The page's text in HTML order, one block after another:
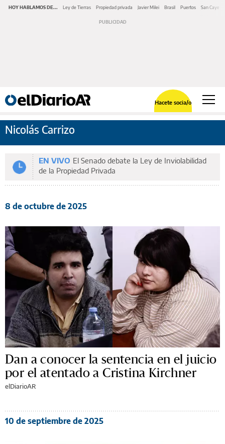
HOY HABLAMOS DE... Ley de Tierras Propiedad privada Javier Milei Brasil Puertos San
Hacete socia/o
Nicolás Carrizo
EN VIVO El Senado debate la Ley de Inviolabilidad
de la Propiedad Privada
8 de octubre de 2025
Dan a conocer la sentencia en el juicio
por el atentado a Cristina Kirchner
elDiarioAR
10 de septiembre de 2025